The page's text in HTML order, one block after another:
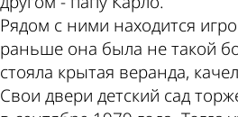
Рядом с ними находится
раньше она была не такой
стояла крытая веранда,
Свои двери детский сад